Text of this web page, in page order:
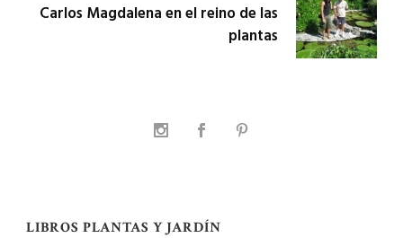
Carlos Magdalena en el reino de las
plantas
LIBROS PLANTAS Y JARDÍN